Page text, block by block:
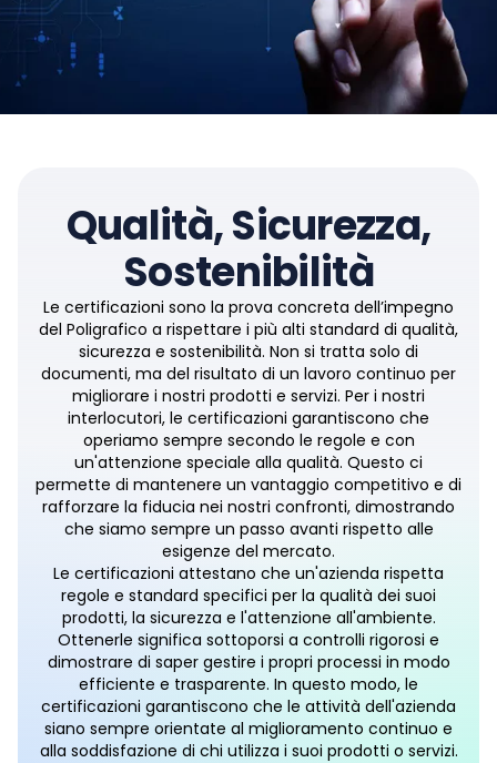
Qualità, Sicurezza,
Sostenibilità
Le certificazioni sono la prova concreta dell’impegno
del Poligrafico a rispettare i più alti standard di qualità,
sicurezza e sostenibilità. Non si tratta solo di
documenti, ma del risultato di un lavoro continuo per
migliorare i nostri prodotti e servizi. Per i nostri
interlocutori, le certificazioni garantiscono che
operiamo sempre secondo le regole e con
un'attenzione speciale alla qualità. Questo ci
permette di mantenere un vantaggio competitivo e di
rafforzare la fiducia nei nostri confronti, dimostrando
che siamo sempre un passo avanti rispetto alle
esigenze del mercato.
Le certificazioni attestano che un'azienda rispetta
regole e standard specifici per la qualità dei suoi
prodotti, la sicurezza e l'attenzione all'ambiente.
Ottenerle significa sottoporsi a controlli rigorosi e
dimostrare di saper gestire i propri processi in modo
efficiente e trasparente. In questo modo, le
certificazioni garantiscono che le attività dell'azienda
siano sempre orientate al miglioramento continuo e
alla soddisfazione di chi utilizza i suoi prodotti o servizi.